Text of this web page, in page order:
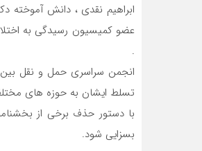
عضو کمیسیون رسیدگی به
.
انجمن سراسری حمل و نقل بین
تسلط ایشان به حوزه های
با دستور حذف برخی از
بسزایی شود.